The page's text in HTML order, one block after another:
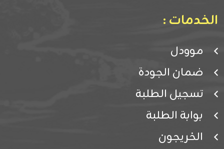
الخدمات :
موودل
ضمان الجودة
تسجيل الطلبة
بوابة الطلبة
الخريجون